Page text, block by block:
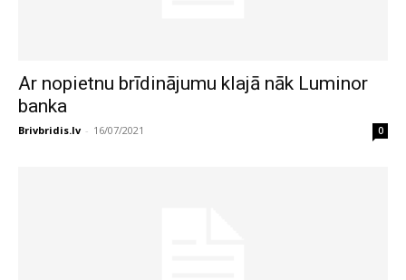
Ar nopietnu brīdinājumu klajā nāk Luminor
banka
Brivbridis.lv - 16/07/2021 0